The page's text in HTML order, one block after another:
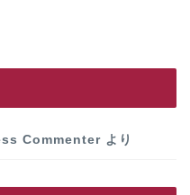
Commenter より